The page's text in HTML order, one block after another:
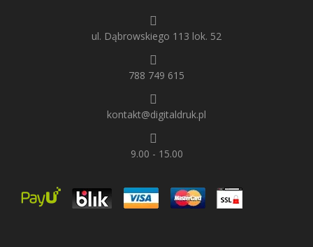
ul. Dąbrowskiego 113 lok. 52
788 749 615
kontakt@digitaldruk.pl
9.00 - 15.00